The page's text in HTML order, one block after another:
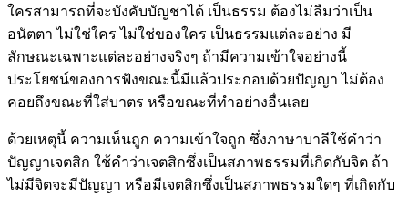
ใครสามารถที่จะบังคับบัญชาได้ เป็นธรรม ต้องไม่ลืมว่าเป็น
อนัตตา ไม่ใช่ใคร ไม่ใช่ของใคร เป็นธรรมแต่ละอย่าง มี
ลักษณะเฉพาะแต่ละอย่างจริงๆ ถ้ามีความเข้าใจอย่างนี้
ประโยชน์ของการฟังขณะนี้มีแล้วประกอบด้วยปัญญา ไม่ต้อง
คอยถึงขณะที่ใส่บาตร หรือขณะที่ทำอย่างอื่นเลย
ด้วยเหตุนี้ ความเห็นถูก ความเข้าใจถูก ซึ่งภาษาบาลีใช้คำว่า
ปัญญาเจตสิก ใช้คำว่าเจตสิกซึ่งเป็นสภาพธรรมที่เกิดกับจิต ถ้า
ไม่มีจิตจะมีปัญญา หรือมีเจตสิกซึ่งเป็นสภาพธรรมใดๆ ที่เกิดกับ